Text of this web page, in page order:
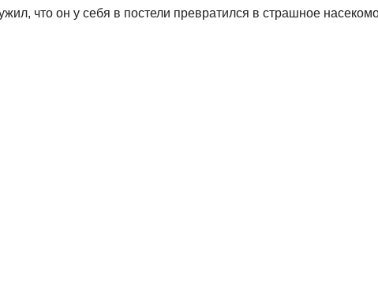
что он у себя в постели превратился в страшное